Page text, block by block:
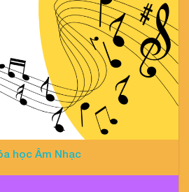
học Âm Nhạc